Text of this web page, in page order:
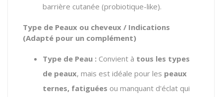
barrière cutanée (probiotique-like).
Type de Peaux ou cheveux / Indications
(Adapté pour un complément)
Type de Peau : Convient à tous les types
de peaux, mais est idéale pour les peaux
ternes, fatiguées ou manquant d'éclat qui